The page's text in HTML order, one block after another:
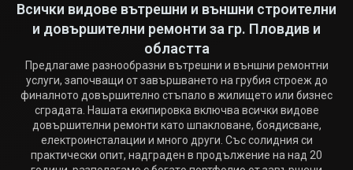
Всички видове вътрешни и външни строителни
и довършителни ремонти за гр. Пловдив и
областта
Предлагаме разнообразни вътрешни и външни ремонтни
услуги, започващи от завършването на грубия строеж до
финалното довършително стъпало в жилището или бизнес
сградата. Нашата екипировка включва всички видове
довършителни ремонти като шпакловане, боядисване,
електроинсталации и много други. Със солидния си
практически опит, надграден в продължение на над 20